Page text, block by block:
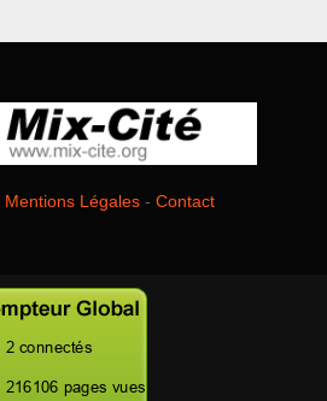
Mentions Légales- Contact